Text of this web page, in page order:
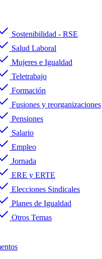
Sostenibilidad - RSE
Salud Laboral
Mujeres e Igualdad
Teletrabajo
Formación
Fusiones y reorganizaciones
Pensiones
Salario
Empleo
Jornada
ERE y ERTE
Elecciones Sindicales
Planes de Igualdad
Otros Temas